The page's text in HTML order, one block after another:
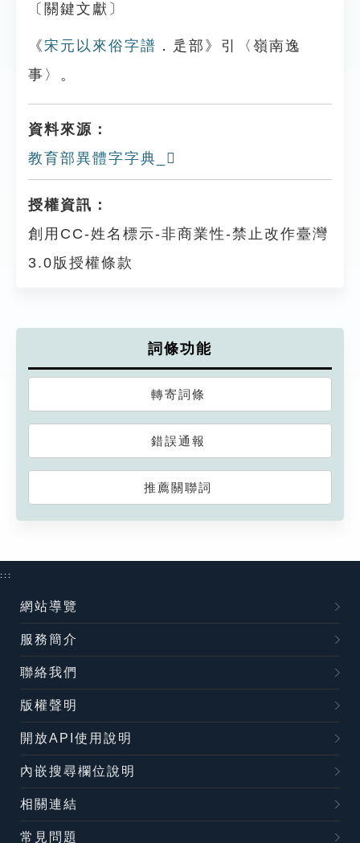
〔關鍵文獻〕
《宋元以來俗字譜 ．辵部》引〈嶺南逸
事〉。
資料來源：
教育部異體字字典_𨕖
授權資訊：
創用CC-姓名標示-非商業性-禁止改作臺灣
3.0版授權條款
詞條功能
轉寄詞條
錯誤通報
推薦關聯詞
:::
網站導覽
服務簡介
聯絡我們
版權聲明
開放API使用說明
內嵌搜尋欄位說明
相關連結
常見問題